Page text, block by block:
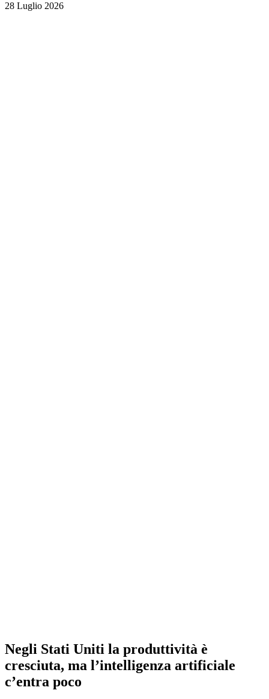
28 Luglio 2026
Negli Stati Uniti la produttività è
cresciuta, ma l’intelligenza artificiale
c’entra poco